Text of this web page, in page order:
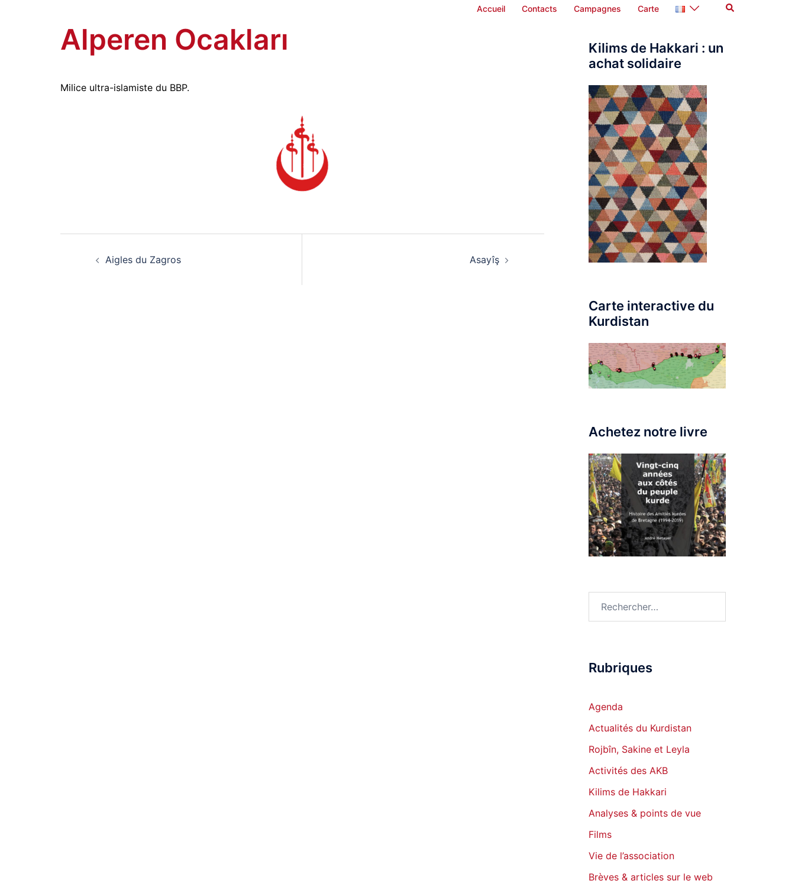
Accueil Contacts Campagnes Carte Rechercher
Alperen Ocakları
Milice ultra-islamiste du BBP.
Aigles du Zagros Asayîş
Kilims de Hakkari : un
achat solidaire
Carte interactive du
Kurdistan
Achetez notre livre
Rubriques
Agenda
Actualités du Kurdistan
Rojbîn, Sakine et Leyla
Activités des AKB
Kilims de Hakkari
Analyses & points de vue
Films
Vie de l’association
Brèves & articles sur le web